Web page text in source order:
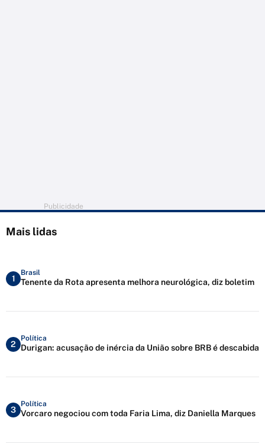
Publicidade
Mais lidas
1
Brasil
Tenente da Rota apresenta melhora neurológica, diz boletim
2
Política
Durigan: acusação de inércia da União sobre BRB é descabida
3
Política
Vorcaro negociou com toda Faria Lima, diz Daniella Marques